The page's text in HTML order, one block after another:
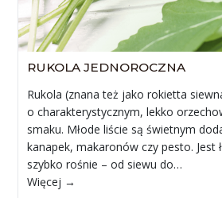
RUKOLA JEDNOROCZNA
Rukola (znana też jako rokietta
o charakterystycznym, lekko
smaku. Młode liście są świetnym
kanapek, makaronów czy pesto. Jest
szybko rośnie – od siewu do…
Więcej →